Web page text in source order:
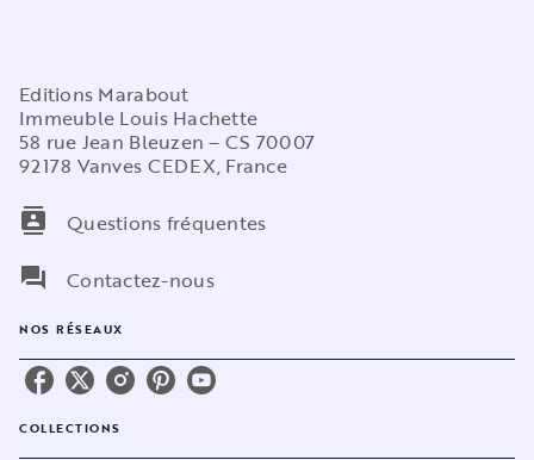
Editions Marabout
Immeuble Louis Hachette
58 rue Jean Bleuzen – CS 70007
92178 Vanves CEDEX, France
contacts
Questions fréquentes
question_answer
Contactez-nous
NOS RÉSEAUX
COLLECTIONS